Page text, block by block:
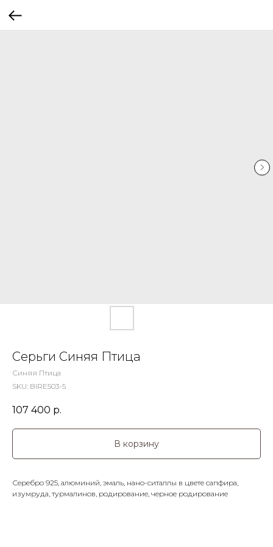
Серьги Синяя Птица
Синяя Птица
SKU: BIRE503-5
107 400 р.
В корзину
Серебро 925, алюминий, эмаль, нано-ситаллы в цвете сапфира,
изумруда, турмалинов, родирование, черное родирование